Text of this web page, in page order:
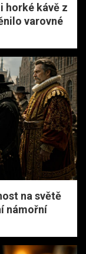
horké kávě z
varovné
na světě
námořní